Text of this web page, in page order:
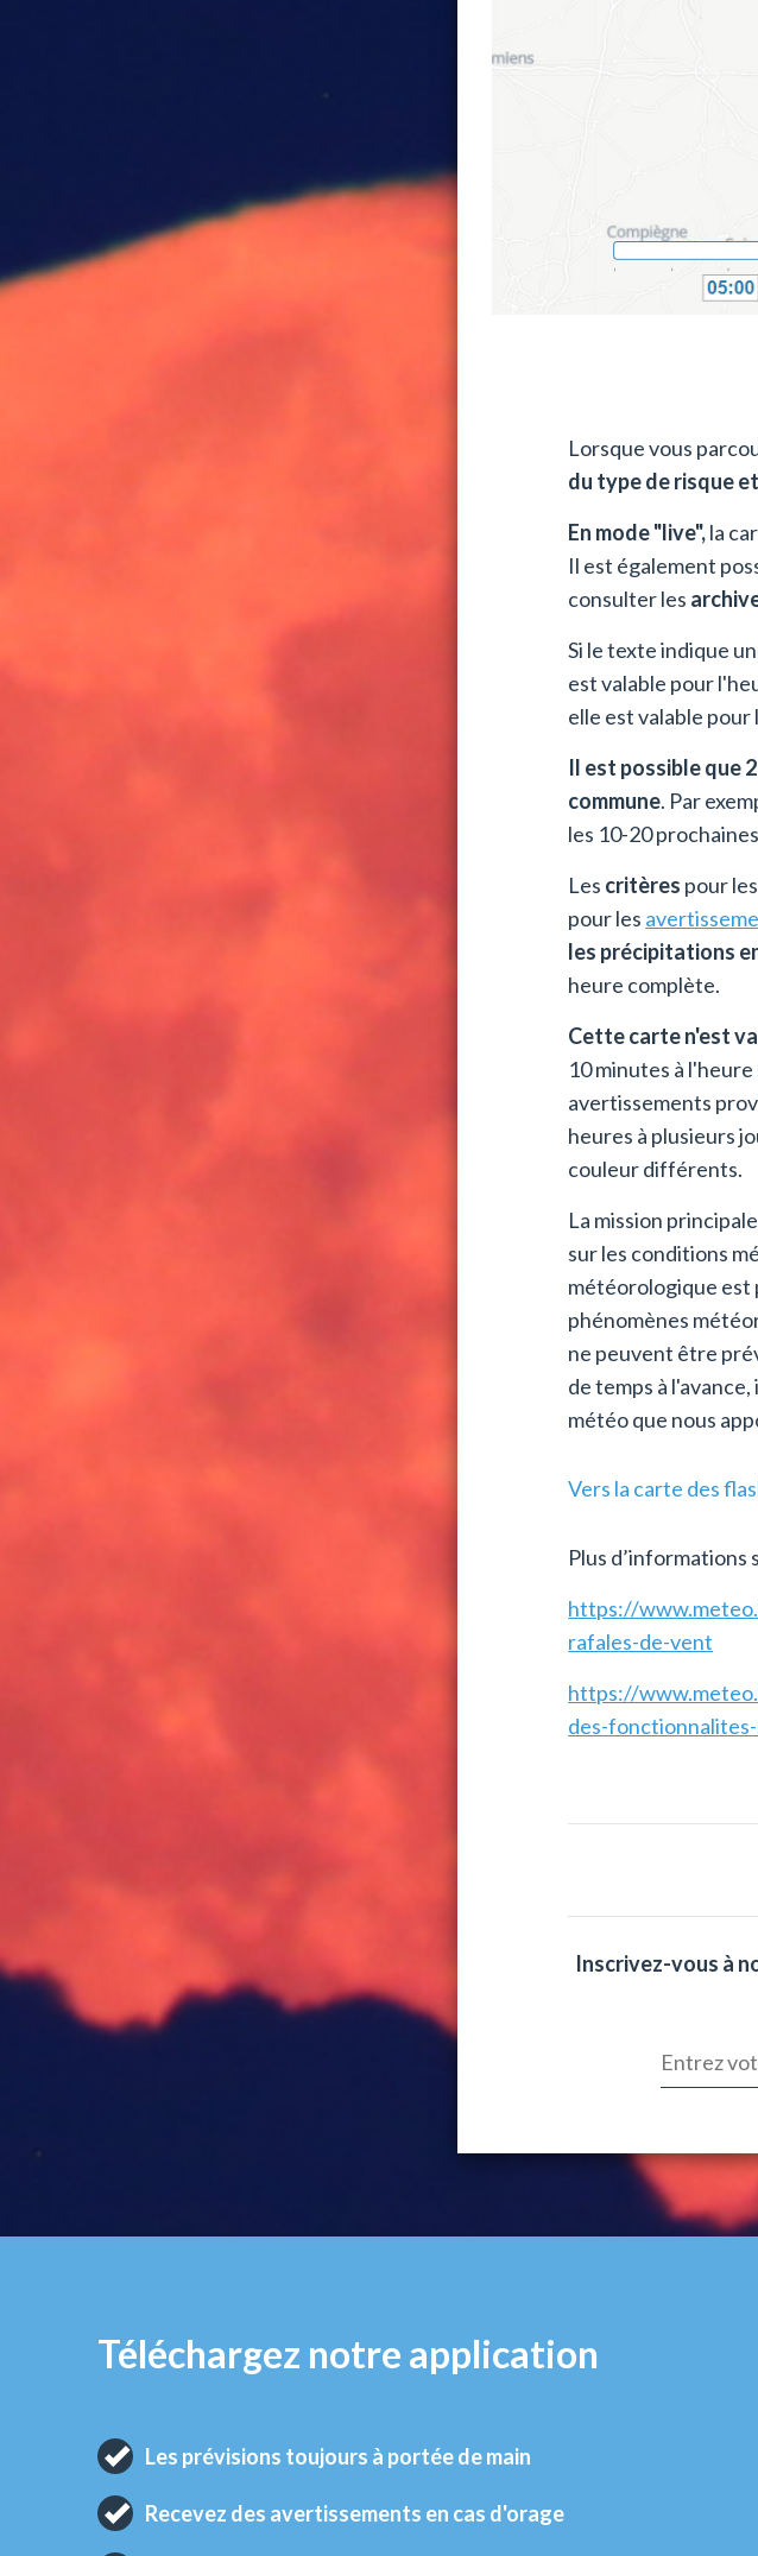
Lorsque vous
du type de risque
En mode "live",la
Il est également
consulter les
Si le texte indique
est valable pour
elle est valable
Il est possible que
commune. Par
les 10-20
Les critères pour
pour les
les précipitations
heure complète.
Cette carte n'est
10 minutes à
avertissements
heures à plusieurs
couleur différents.
La mission
sur les conditions
météorologique est
phénomènes
ne peuvent être
de temps à
météo que nous
Vers la carte des
Plus d’informations
https://
rafales-de-vent
https://
des-
Inscrivez-vous à
Téléchargez notre application
Les prévisions toujours à portée de main
Recevez des avertissements en cas d'orage